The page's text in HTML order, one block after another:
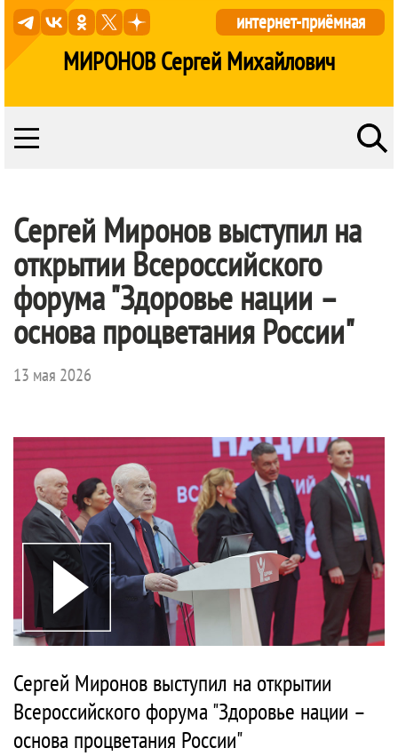
МИРОНОВ Сергей Михайлович
интернет-приёмная
Сергей Миронов выступил на
открытии Всероссийского
форума "Здоровье нации –
основа процветания России"
13 мая 2026
Сергей Миронов выступил на открытии
Всероссийского форума "Здоровье нации –
основа процветания России"